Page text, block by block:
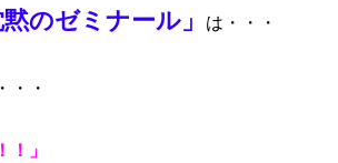
黙のゼミナール」 は・・・
・・
！」